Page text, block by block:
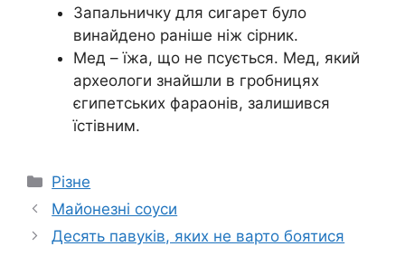
Запальничку для сигарет було
винайдено раніше ніж сірник.
Мед – їжа, що не псується. Мед, який
археологи знайшли в гробницях
єгипетських фараонів, залишився
їстівним.
Категорії
Різне
Майонезні соуси
Десять павуків, яких не варто боятися